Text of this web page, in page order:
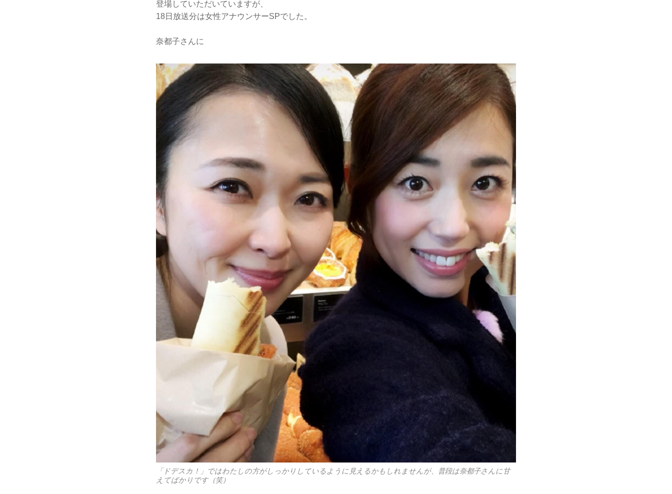
登場していただいていますが、
18日放送分は女性アナウンサーSPでした。
奈都子さんに
「ドデスカ！」ではわたしの方がしっかりしているように見えるかもしれませんが、普段は奈都子さんに甘
えてばかりです（笑）